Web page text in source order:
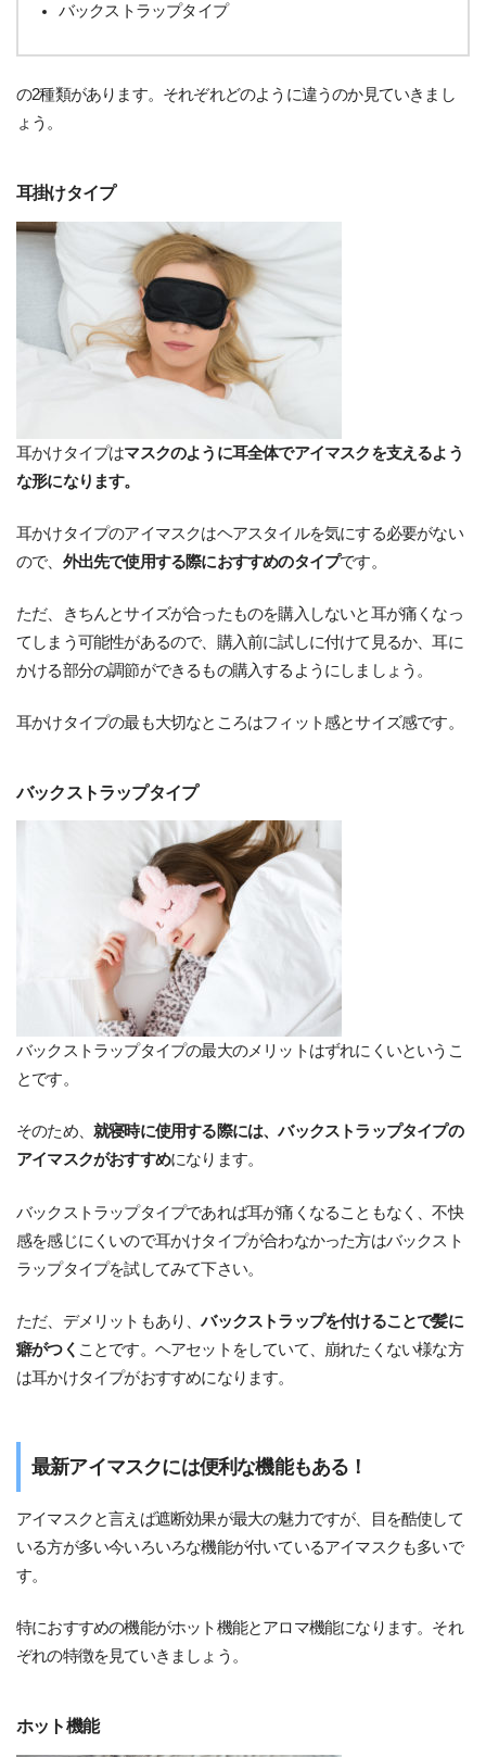
バックストラップタイプ
の2種類があります。それぞれどのように違うのか見ていきまし
ょう。
耳掛けタイプ
耳かけタイプはマスクのように耳全体でアイマスクを支えるよう
な形になります。
耳かけタイプのアイマスクはヘアスタイルを気にする必要がない
ので、 外出先で使用する際におすすめのタイプです。
ただ、きちんとサイズが合ったものを購入しないと耳が痛くなっ
てしまう可能性があるので、購入前に試しに付けて見るか、耳に
かける部分の調節ができるもの購入するようにしましょう。
耳かけタイプの最も大切なところはフィット感とサイズ感です。
バックストラップタイプ
バックストラップタイプの最大のメリットはずれにくいというこ
とです。
そのため、 就寝時に使用する際には、バックストラップタイプの
アイマスクがおすすめになります。
バックストラップタイプであれば耳が痛くなることもなく、不快
感を感じにくいので耳かけタイプが合わなかった方はバックスト
ラップタイプを試してみて下さい。
ただ、デメリットもあり、バックストラップを付けることで髪に
癖がつく ことです。ヘアセットをしていて、崩れたくない様な方
は耳かけタイプがおすすめになります。
最新アイマスクには便利な機能もある！
アイマスクと言えば遮断効果が最大の魅力ですが、目を酷使して
いる方が多い今いろいろな機能が付いているアイマスクも多いで
す。
特におすすめの機能がホット機能とアロマ機能になります。それ
ぞれの特徴を見ていきましょう。
ホット機能